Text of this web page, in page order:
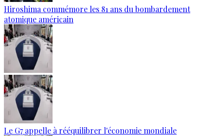
Hiroshima commémore les 81 ans du bombardement
atomique américain
Le G7 appelle à rééquilibrer l'économie mondiale